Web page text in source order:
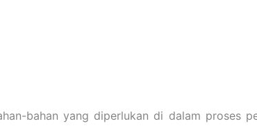
bahan yang diperlukan di dalam proses